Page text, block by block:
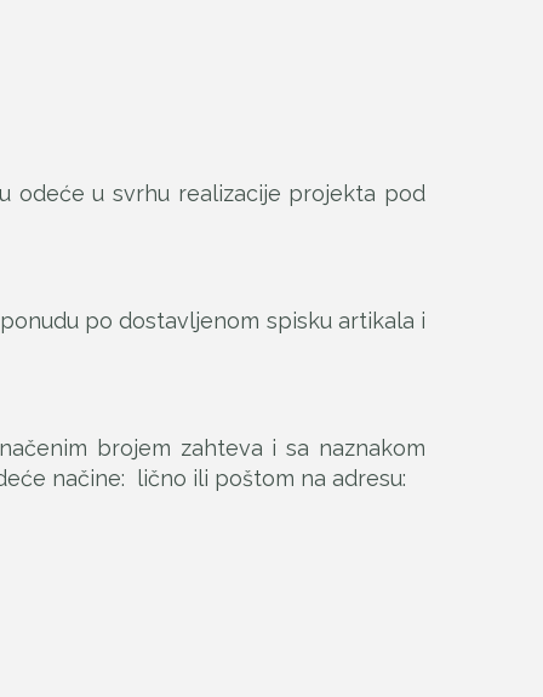
odeće u svrhu realizacije projekta pod
po dostavljenom spisku artikala i
brojem zahteva i sa naznakom
načine: lično ili poštom na adresu: